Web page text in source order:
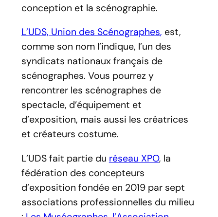
conception et la scénographie.
L’UDS, Union des Scénographes, est,
comme son nom l’indique, l’un des
syndicats nationaux français de
scénographes. Vous pourrez y
rencontrer les scénographes de
spectacle, d’équipement et
d’exposition, mais aussi les créatrices
et créateurs costume.
L’UDS fait partie du réseau XPO, la
fédération des concepteurs
d’exposition fondée en 2019 par sept
associations professionnelles du milieu